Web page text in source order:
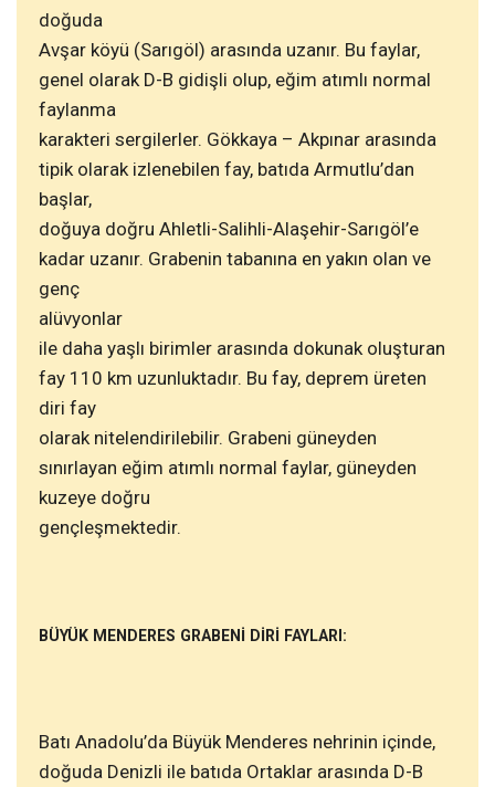
doğuda
Avşar köyü (Sarıgöl) arasında uzanır. Bu faylar,
genel olarak D-B gidişli olup, eğim atımlı normal
faylanma
karakteri sergilerler. Gökkaya – Akpınar arasında
tipik olarak izlenebilen fay, batıda Armutlu’dan
başlar,
doğuya doğru Ahletli-Salihli-Alaşehir-Sarıgöl’e
kadar uzanır. Grabenin tabanına en yakın olan ve
genç
alüvyonlar
ile daha yaşlı birimler arasında dokunak oluşturan
fay 110 km uzunluktadır. Bu fay, deprem üreten
diri fay
olarak nitelendirilebilir. Grabeni güneyden
sınırlayan eğim atımlı normal faylar, güneyden
kuzeye doğru
gençleşmektedir.
BÜYÜK MENDERES GRABENİ DİRİ FAYLARI:
Batı Anadolu’da Büyük Menderes nehrinin içinde,
doğuda Denizli ile batıda Ortaklar arasında D-B